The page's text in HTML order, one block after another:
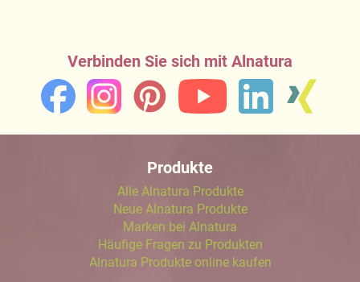
Verbinden Sie sich mit Alnatura
Produkte
Alle Alnatura Produkte
Neue Alnatura Produkte
Marken bei Alnatura
Häufige Fragen zu Produkten
Alnatura Produkte online kaufen